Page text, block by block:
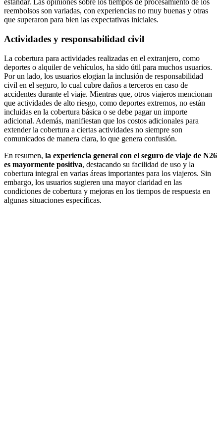
estándar. Las opiniones sobre los tiempos de procesamiento de los
reembolsos son variadas, con experiencias no muy buenas y otras
que superaron para bien las expectativas iniciales.
Actividades y responsabilidad civil
La cobertura para actividades realizadas en el extranjero, como
deportes o alquiler de vehículos, ha sido útil para muchos usuarios.
Por un lado, los usuarios elogian la inclusión de responsabilidad
civil en el seguro, lo cual cubre daños a terceros en caso de
accidentes durante el viaje. Mientras que, otros viajeros mencionan
que actividades de alto riesgo, como deportes extremos, no están
incluidas en la cobertura básica o se debe pagar un importe
adicional. Además, manifiestan que los costos adicionales para
extender la cobertura a ciertas actividades no siempre son
comunicados de manera clara, lo que genera confusión.
En resumen, la experiencia general con el seguro de viaje de N26
es mayormente positiva, destacando su facilidad de uso y la
cobertura integral en varias áreas importantes para los viajeros. Sin
embargo, los usuarios sugieren una mayor claridad en las
condiciones de cobertura y mejoras en los tiempos de respuesta en
algunas situaciones específicas.